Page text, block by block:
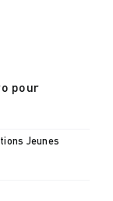
pour
Jeunes